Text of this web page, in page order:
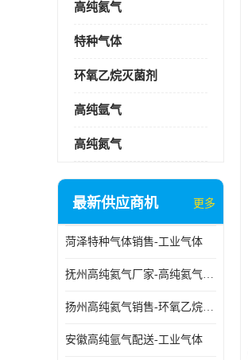
高纯氦气
特种气体
环氧乙烷灭菌剂
高纯氩气
高纯氮气
最新供应商机 更多
菏泽特种气体销售-工业气体
抚州高纯氦气厂家-高纯氦气标准气体
扬州高纯氦气销售-环氧乙烷灭菌剂
安徽高纯氩气配送-工业气体